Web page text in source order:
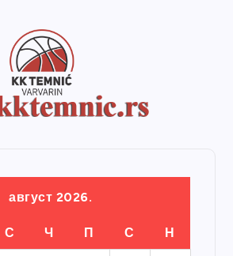
август 2026.
С Ч П С Н